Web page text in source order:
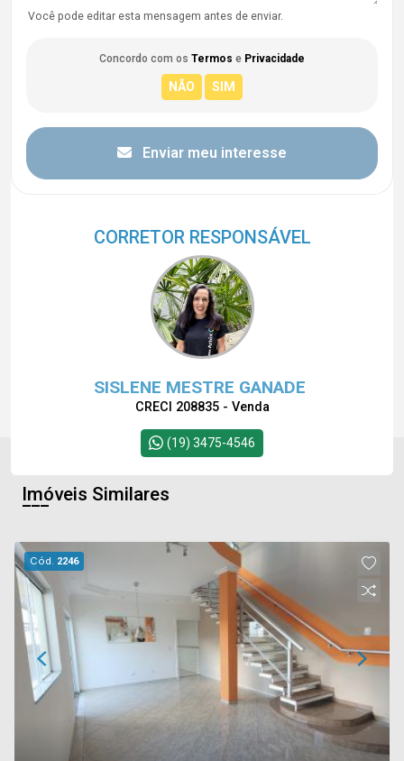
Você pode editar esta mensagem antes de enviar.
Concordo com os Termos e Privacidade
Enviar meu interesse
CORRETOR RESPONSÁVEL
SISLENE MESTRE GANADE
CRECI 208835 - Venda
(19) 3475-4546
Imóveis Similares
Cód. 2246